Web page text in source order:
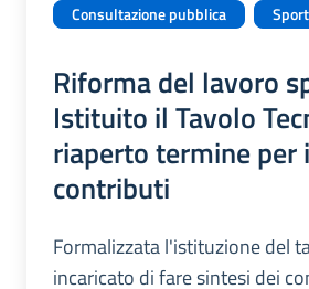
Consultazione pubblica
Sport
Riforma del lavoro
Istituito il Tavolo
riaperto termine per
contributi
Formalizzata l'istituzione del
incaricato di fare sintesi dei